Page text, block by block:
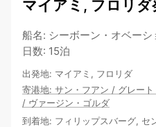
マイアミ, フロリダ
船名: シーボーン・オベーシ
日数: 15泊
出発地: マイアミ, フロリダ
寄港地: サン・フアン / グレー
/ ヴァージン・ゴルダ
到着地: フィリップスバーグ, セ